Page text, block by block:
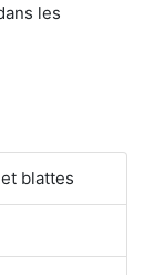
les
blattes